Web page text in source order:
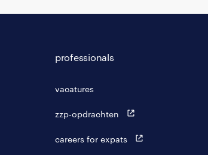
professionals
vacatures
zzp-opdrachten
careers for expats